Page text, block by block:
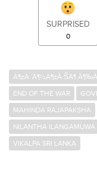
SURPRISED
0
À¶±À·’À¶½À¶±À·ŠÀ¶­
END OF THE WAR
MAHINDA RAJAPAKSHA
NILANTHA ILANGAMUWA
VIKALPA SRI LANKA